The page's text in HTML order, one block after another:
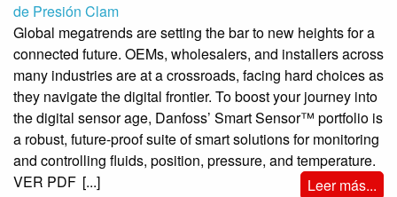
de Presión Clam
Global megatrends are setting the bar to new heights for a
connected future. OEMs, wholesalers, and installers across
many industries are at a crossroads, facing hard choices as
they navigate the digital frontier. To boost your journey into
the digital sensor age, Danfoss’ Smart Sensor™ portfolio is
a robust, future-proof suite of smart solutions for monitoring
and controlling fluids, position, pressure, and temperature.
VER PDF [...] Leer más...